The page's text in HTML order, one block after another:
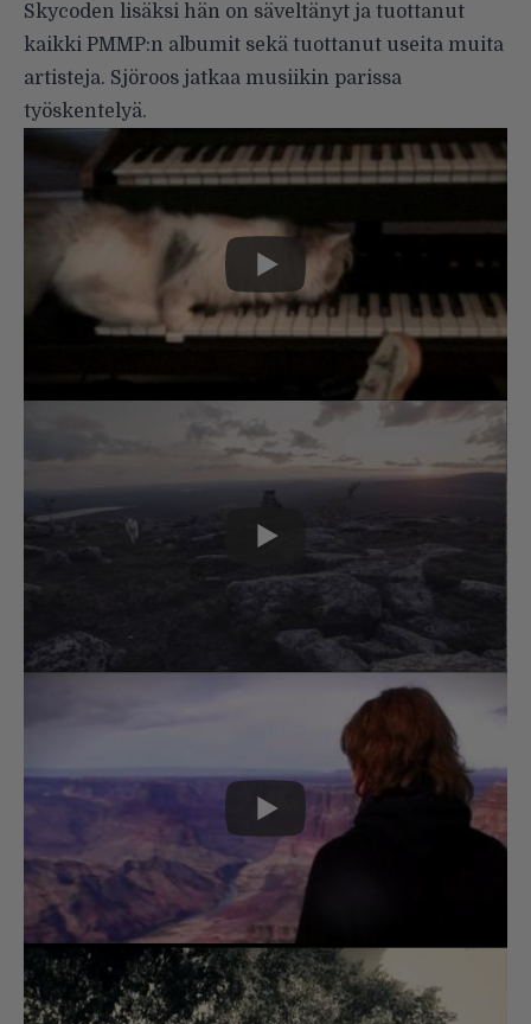
Skycoden lisäksi hän on säveltänyt ja tuottanut
kaikki PMMP:n albumit sekä tuottanut useita muita
artisteja. Sjöroos jatkaa musiikin parissa
työskentelyä.